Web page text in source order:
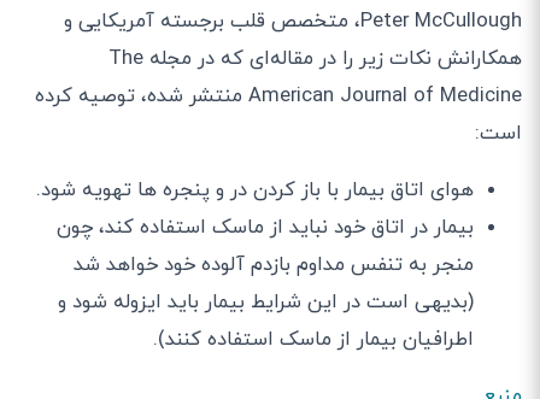
Peter McCullough، متخصص قلب برجسته آمریکایی و
همکارانش نکات زیر را در مقاله‌ای که در مجله The
American Journal of Medicine منتشر شده، توصیه کرده
است:
هوای اتاق بیمار با باز کردن در و پنجره ها تهویه شود.
بیمار در اتاق خود نباید از ماسک استفاده کند، چون
منجر به تنفس مداوم بازدم آلوده خود خواهد شد
(بدیهی است در این شرایط بیمار باید ایزوله شود و
اطرافیان بیمار از ماسک استفاده کنند).